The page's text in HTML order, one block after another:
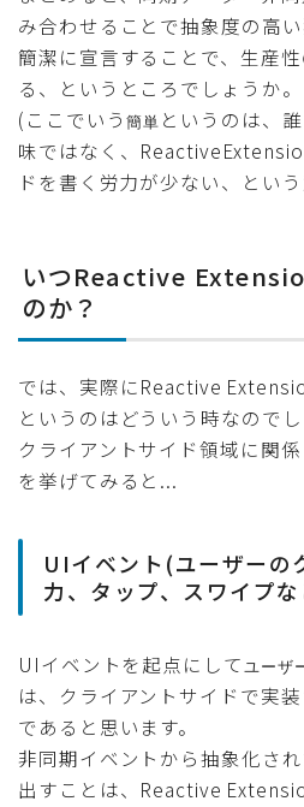
み合わせることで抽象度の高
簡潔に宣言することで、生産
る、というところでしょうか。
(ここでいう簡単 というのは、
味ではなく、
ドを書く労力が少ない、とい
いつReactive
のか？
では、実際にReactive
というのはどういう時なので
クライアントサイド領域に関
を挙げてみると...
UIイベント(ユーザーの
力、タップ、スワイプ
UIイベントを起点にして ユーザ
は、クライアントサイドで実
であると思います。
非同期イベントから抽象化さ
出すことは、Reactive